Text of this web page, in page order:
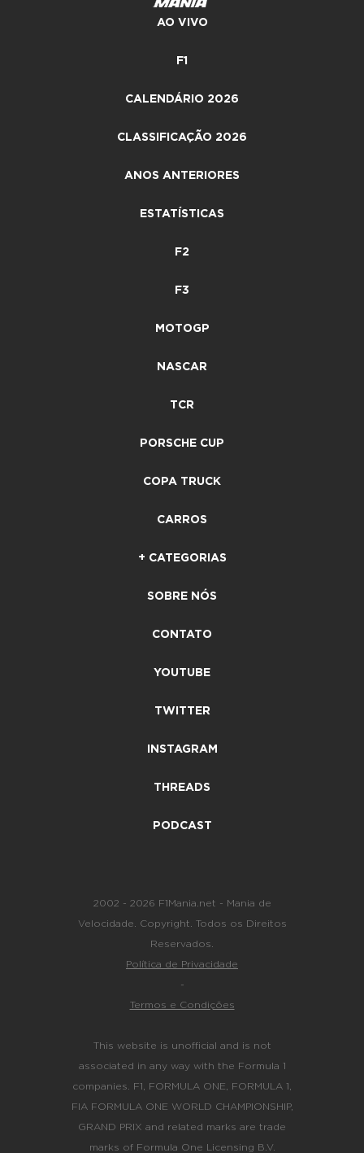
AO VIVO
F1
CALENDÁRIO 2026
CLASSIFICAÇÃO 2026
ANOS ANTERIORES
ESTATÍSTICAS
F2
F3
MOTOGP
NASCAR
TCR
PORSCHE CUP
COPA TRUCK
CARROS
+ CATEGORIAS
SOBRE NÓS
CONTATO
YOUTUBE
TWITTER
INSTAGRAM
THREADS
PODCAST
2002 - 2026 F1Mania.net - Mania de
Velocidade. Copyright. Todos os Direitos
Reservados.
Política de Privacidade
-
Termos e Condições
This website is unofficial and is not
associated in any way with the Formula 1
companies. F1, FORMULA ONE, FORMULA 1,
FIA FORMULA ONE WORLD CHAMPIONSHIP,
GRAND PRIX and related marks are trade
marks of Formula One Licensing B.V.